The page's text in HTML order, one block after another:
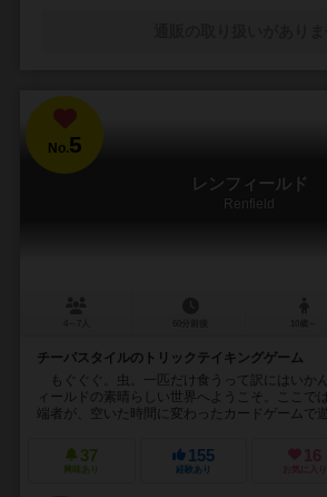
No.5
レンフィールド
Renfield
チーパスタイルのトリックテイキングゲーム
もぐぐぐ。虫。一匹だけ食うって訳にはいか
ィールドの素晴らしい世界へようこそ。ここで
端者が、空いた時間に変わったカードゲームで遊
37
興味あり
155
経験あり
16
お気に入り